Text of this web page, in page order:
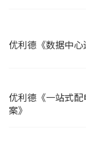
优利德《数据中心
优利德《一站式
案》